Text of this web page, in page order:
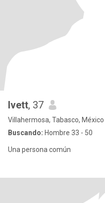
Ivett, 37
Villahermosa, Tabasco, México
Buscando: Hombre 33 - 50
Una persona común